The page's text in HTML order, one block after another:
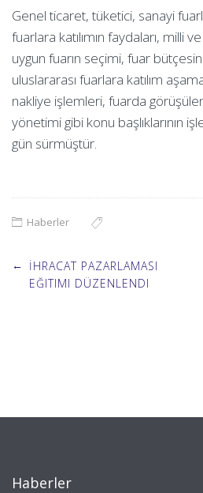
Genel ticaret, tüketici, sanayi
fuarlara katılımın faydaları, milli
uygun fuarın seçimi, fuar
uluslararası fuarlara katılım
nakliye işlemleri, fuarda
yönetimi gibi konu başlıklarının
gün sürmüştür.
Haberler
Post
← İHRACAT PAZARLAMASI
EĞITIMI DÜZENLENDI
Haberler